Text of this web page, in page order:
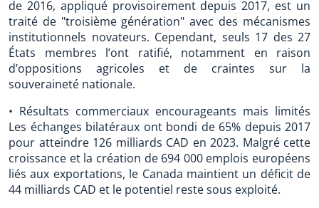
de 2016, appliqué provisoirement depuis 2017, est un
traité de "troisième génération" avec des mécanismes
institutionnels novateurs. Cependant, seuls 17 des 27
États membres l’ont ratifié, notamment en raison
d’oppositions agricoles et de craintes sur la
souveraineté nationale.
• Résultats commerciaux encourageants mais limités
Les échanges bilatéraux ont bondi de 65% depuis 2017
pour atteindre 126 milliards CAD en 2023. Malgré cette
croissance et la création de 694 000 emplois européens
liés aux exportations, le Canada maintient un déficit de
44 milliards CAD et le potentiel reste sous exploité.